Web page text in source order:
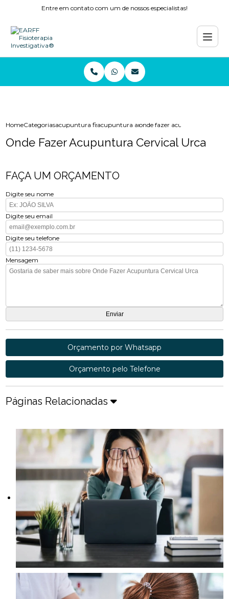
Entre em contato com um de nossos especialistas!
HomeCategoriasacupuntura fisioterapiaacupuntura ansiedadeonde fazer acupuntura
Onde Fazer Acupuntura Cervical Urca
FAÇA UM ORÇAMENTO
Digite seu nome
Digite seu email
Digite seu telefone
Mensagem
Orçamento por Whatsapp
Orçamento pelo Telefone
Páginas Relacionadas